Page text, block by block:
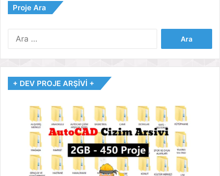
Proje Ara
+ DEV PROJE ARŞİVİ +